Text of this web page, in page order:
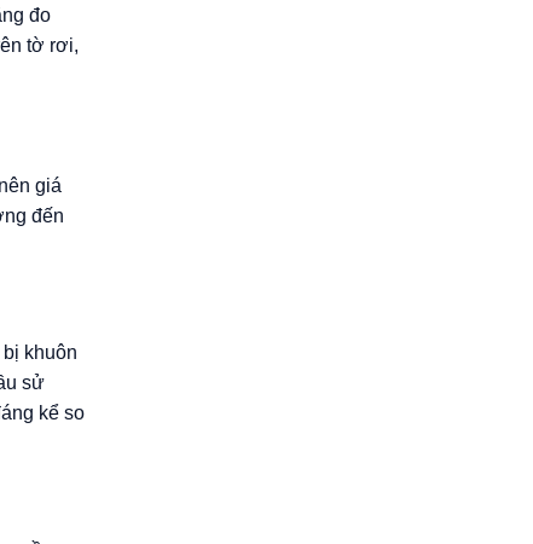
đo
tờ rơi,
giá
đến
khuôn
sử
kể so